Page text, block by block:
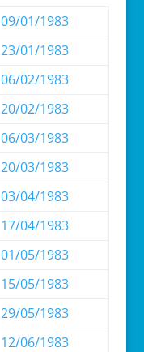
09/01/1983
23/01/1983
06/02/1983
20/02/1983
06/03/1983
20/03/1983
03/04/1983
17/04/1983
01/05/1983
15/05/1983
29/05/1983
12/06/1983